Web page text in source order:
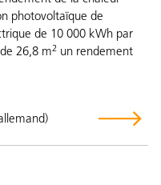
photovoltaïque de
de 10 000 kWh par
26,8 m2 un rendement